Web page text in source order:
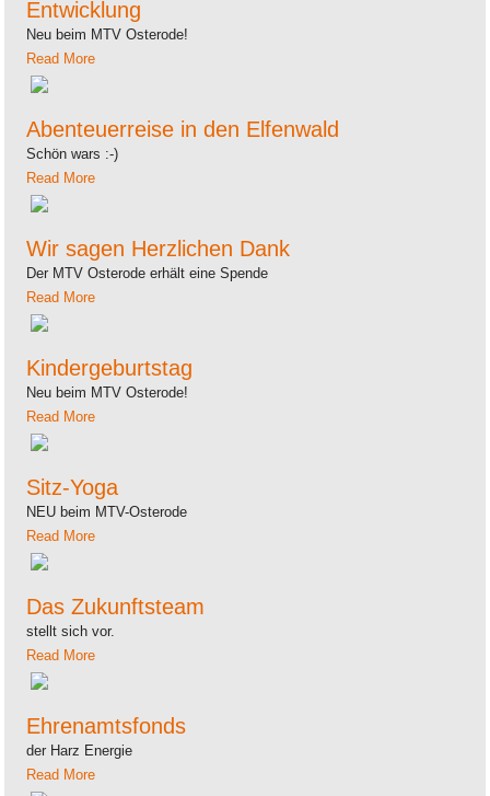
Entwicklung
Neu beim MTV Osterode!
Read More
Abenteuerreise in den Elfenwald
Schön wars :-)
Read More
Wir sagen Herzlichen Dank
Der MTV Osterode erhält eine Spende
Read More
Kindergeburtstag
Neu beim MTV Osterode!
Read More
Sitz-Yoga
NEU beim MTV-Osterode
Read More
Das Zukunftsteam
stellt sich vor.
Read More
Ehrenamtsfonds
der Harz Energie
Read More